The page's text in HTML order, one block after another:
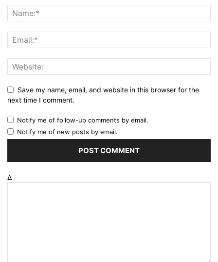
Save my name, email, and website in this browser for the
next time I comment.
Notify me of follow-up comments by email.
Notify me of new posts by email.
Δ